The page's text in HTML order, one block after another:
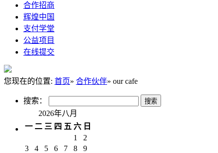
合作招商
辉煌中国
支付学堂
公益项目
在线提交
您现在的位置: 首页» 合作伙伴» our cafe
搜索：
2026年八月
一 二 三 四 五 六 日
1
2
3
4 5 6 7 8
9